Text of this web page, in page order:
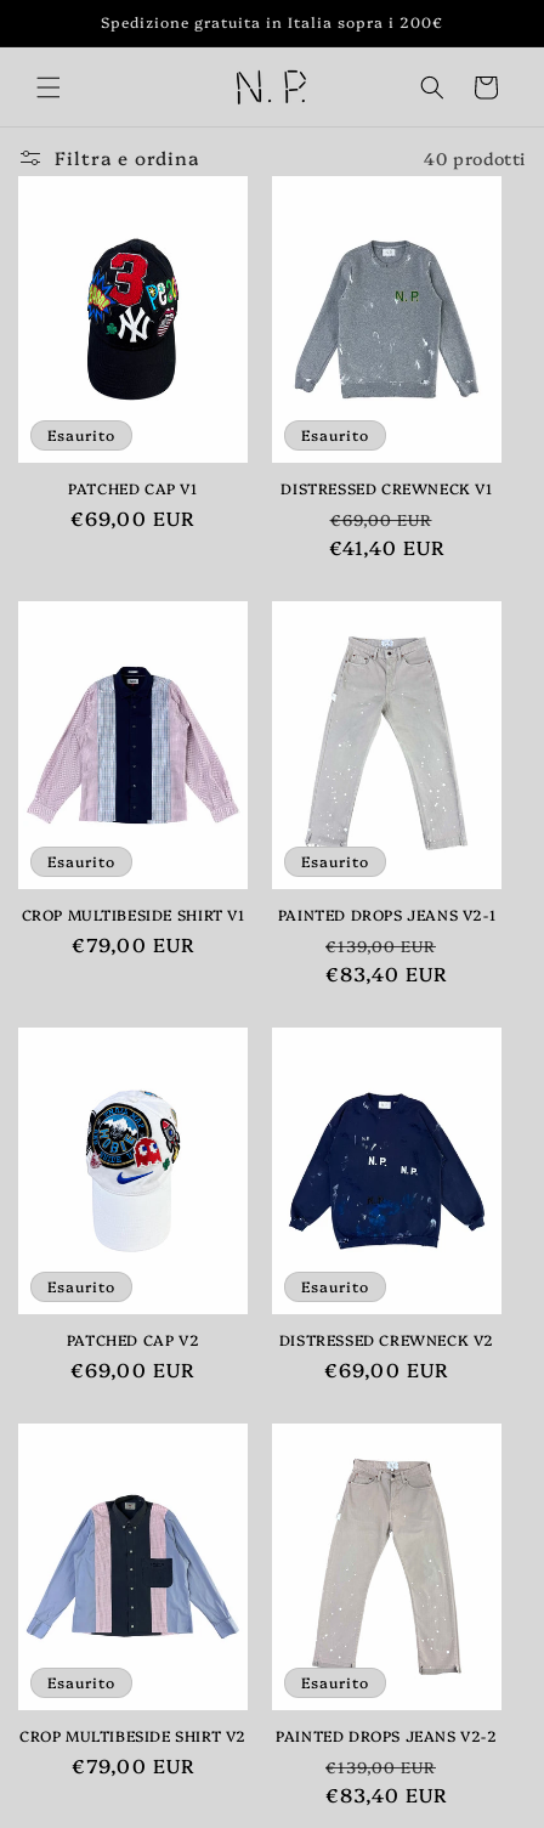
direttamente
ai contenuti
Spedizione gratuita in Italia sopra i 200€
Carrello
Filtra e ordina 40 prodotti
Esaurito
PATCHED CAP V1
Prezzo
€69,00 EUR
Esaurito
DISTRESSED CREWNECK V1
Prezzo
di
€69,00 EUR
€41,40 EUR
Esaurito
CROP MULTIBESIDE SHIRT V1
Prezzo
€79,00 EUR
Esaurito
PAINTED DROPS JEANS V2-1
Prezzo
di
€139,00 EUR
€83,40 EUR
Esaurito
PATCHED CAP V2
Prezzo
listino
€69,00 EUR
Esaurito
DISTRESSED CREWNECK V2
Prezzo
listino
€69,00 EUR
Esaurito
CROP MULTIBESIDE SHIRT V2
Prezzo
€79,00 EUR
Esaurito
PAINTED DROPS JEANS V2-2
Prezzo
di
€139,00 EUR
€83,40 EUR